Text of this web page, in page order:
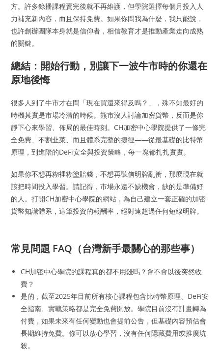
方。許多錄播課程賣完後就不再維護，但學院選擇每個月投入人
力補充新內容，而且保持免費。如果你問我為什麼，我只能說，
也許創辦團隊本身就是信仰者，相信教育才是推動產業走向成熟
的關鍵。
總結：開始行動，別讓下一波牛市時的你還在
原地後悔
很多人到了牛市才在問「現在買還來得及嗎？」，殊不知最好的
時機其實是市場冷清的時候。熊市沒人討論加密貨幣，反而是你
靜下心來學習、佈局的最佳時刻。CH加密中心學院提供了一條完
全免費、不割韭菜、而且體系完整的捷徑——從最基礎的比特幣
原理，到進階的DeFi安全與投資策略，每一塊都扎扎實實。
如果你不想再糊裡糊塗賠錢，不想再聽信明牌亂衝，那麼現在就
該把時間投入學習。請記得，市場永遠不缺機會，缺的是準備好
的人。打開CH加密中心學院的網站，為自己建立一套正確的加密
貨幣知識體系，這筆投資的報酬率，絕對遠超過任何短線明牌。
常見問題 FAQ（台灣新手最關心的那些事）
CH加密中心學院的課程真的都不用錢嗎？會不會以後突然收
費？
是的，截至2025年目前所有核心課程包含比特幣原理、DeFi安
全指南、實戰策略都是完全免費開放。學院目前沒有計畫轉為
付費，如果未來有任何變動也會提前公告，但基礎內容預估會
長期維持免費。你可以放心學習，沒有任何隱藏費用或推廣坑
殺。